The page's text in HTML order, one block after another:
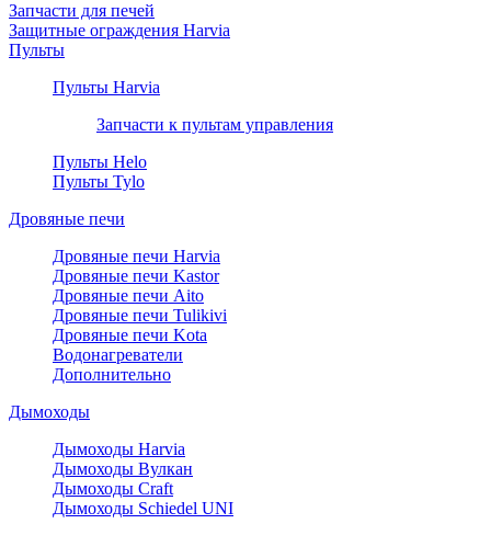
Запчасти для печей
Защитные ограждения Harvia
Пульты
Пульты Harvia
Запчасти к пультам управления
Пульты Helo
Пульты Tylo
Дровяные печи
Дровяные печи Harvia
Дровяные печи Kastor
Дровяные печи Aito
Дровяные печи Tulikivi
Дровяные печи Kota
Водонагреватели
Дополнительно
Дымоходы
Дымоходы Harvia
Дымоходы Вулкан
Дымоходы Craft
Дымоходы Schiedel UNI